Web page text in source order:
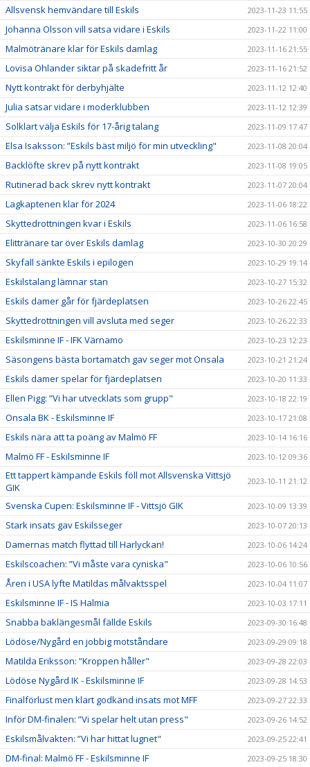
Allsvensk hemvändare till Eskils 2023-11-23 11:55
Johanna Olsson vill satsa vidare i Eskils 2023-11-22 11:00
Malmötränare klar för Eskils damlag 2023-11-16 21:55
Lovisa Ohlander siktar på skadefritt år 2023-11-16 21:52
Nytt kontrakt för derbyhjälte 2023-11-12 12:40
Julia satsar vidare i moderklubben 2023-11-12 12:39
Solklart välja Eskils för 17-årig talang 2023-11-09 17:47
Elsa Isaksson: ”Eskils bäst miljö för min utveckling" 2023-11-08 20:04
Backlöfte skrev på nytt kontrakt 2023-11-08 19:05
Rutinerad back skrev nytt kontrakt 2023-11-07 20:04
Lagkaptenen klar för 2024 2023-11-06 18:22
Skyttedrottningen kvar i Eskils 2023-11-06 16:58
Elittränare tar över Eskils damlag 2023-10-30 20:29
Skyfall sänkte Eskils i epilogen 2023-10-29 19:14
Eskilstalang lämnar stan 2023-10-27 15:32
Eskils damer går för fjärdeplatsen 2023-10-26 22:45
Skyttedrottningen vill avsluta med seger 2023-10-26 22:33
Eskilsminne IF - IFK Värnamo 2023-10-23 12:23
Säsongens bästa bortamatch gav seger mot Onsala 2023-10-21 21:24
Eskils damer spelar för fjärdeplatsen 2023-10-20 11:33
Ellen Pigg: ”Vi har utvecklats som grupp" 2023-10-18 22:19
Onsala BK - Eskilsminne IF 2023-10-17 21:08
Eskils nära att ta poäng av Malmö FF 2023-10-14 16:16
Malmö FF - Eskilsminne IF 2023-10-12 09:36
Ett tappert kämpande Eskils föll mot Allsvenska Vittsjö
GIK
2023-10-11 21:12
Svenska Cupen: Eskilsminne IF - Vittsjö GIK 2023-10-09 13:39
Stark insats gav Eskilsseger 2023-10-07 20:13
Damernas match flyttad till Harlyckan! 2023-10-06 14:24
Eskilscoachen: ”Vi måste vara cyniska" 2023-10-06 10:56
Åren i USA lyfte Matildas målvaktsspel 2023-10-04 11:07
Eskilsminne IF - IS Halmia 2023-10-03 17:11
Snabba baklängesmål fällde Eskils 2023-09-30 16:48
Lödöse/Nygård en jobbig motståndare 2023-09-29 09:18
Matilda Eriksson: ”Kroppen håller" 2023-09-28 22:03
Lödöse Nygård IK - Eskilsminne IF 2023-09-28 14:53
Finalförlust men klart godkänd insats mot MFF 2023-09-27 22:33
Inför DM-finalen: ”Vi spelar helt utan press" 2023-09-26 14:52
Eskilsmålvakten: ”Vi har hittat lugnet" 2023-09-25 22:41
DM-final: Malmö FF - Eskilsminne IF 2023-09-25 18:30